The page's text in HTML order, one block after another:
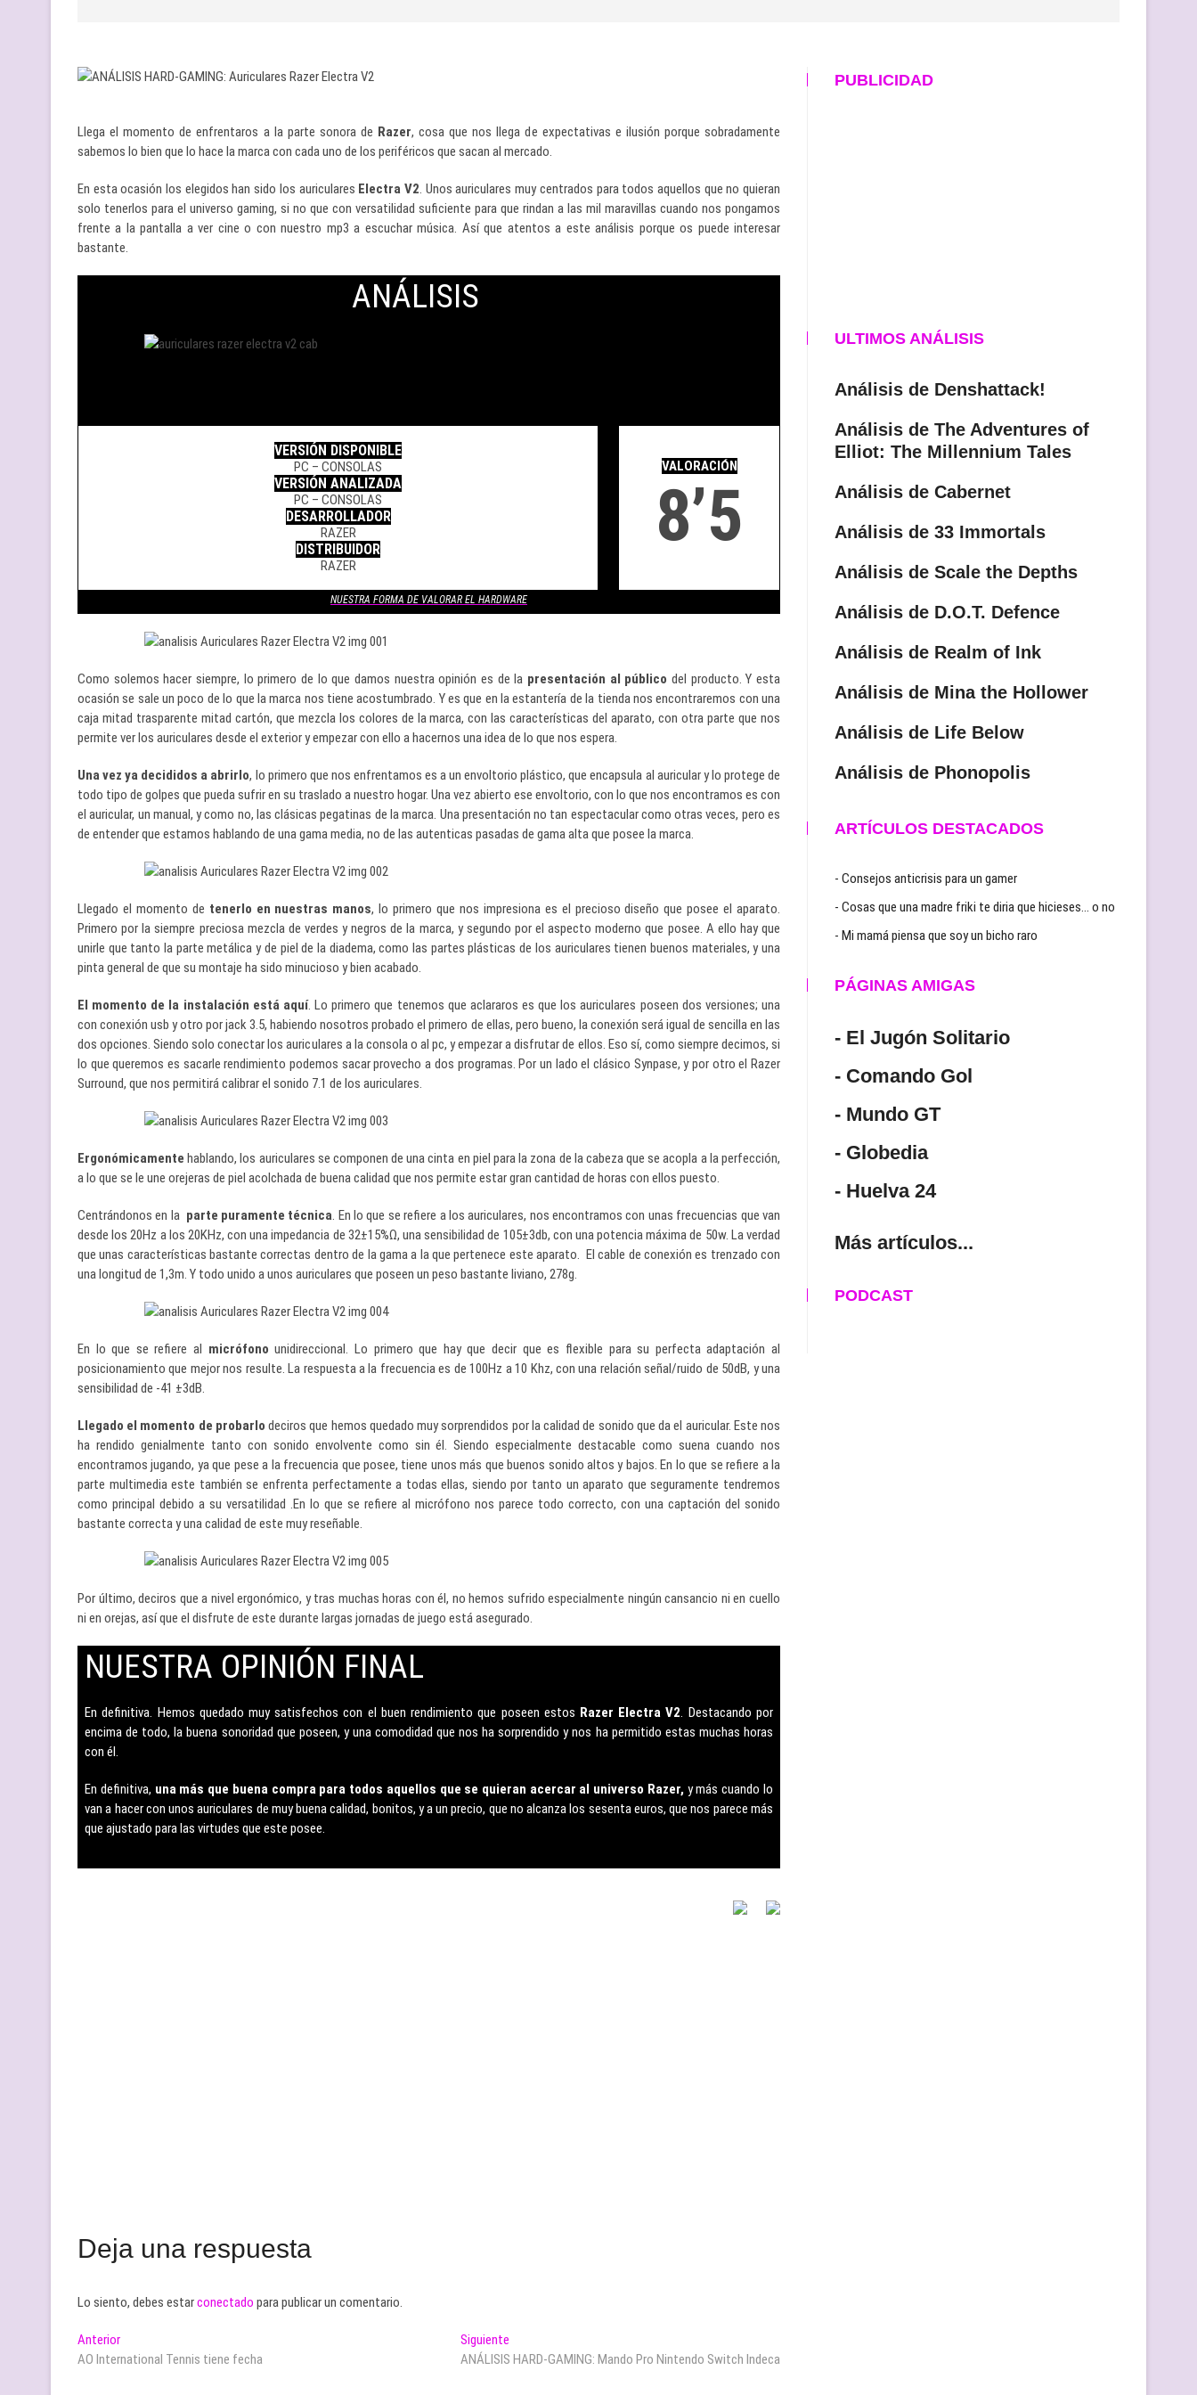
Llega el momento de enfrentaros a la parte sonora de Razer, cosa que nos llega de expectativas e ilusión porque sobradamente
sabemos lo bien que lo hace la marca con cada uno de los periféricos que sacan al mercado.
En esta ocasión los elegidos han sido los auriculares Electra V2. Unos auriculares muy centrados para todos aquellos que no quieran
solo tenerlos para el universo gaming, si no que con versatilidad suficiente para que rindan a las mil maravillas cuando nos pongamos
frente a la pantalla a ver cine o con nuestro mp3 a escuchar música. Así que atentos a este análisis porque os puede interesar
bastante.
ANÁLISIS
VERSIÓN DISPONIBLE
PC – CONSOLAS
VERSIÓN ANALIZADA
PC – CONSOLAS
DESARROLLADOR
RAZER
DISTRIBUIDOR
RAZER
VALORACIÓN
8’5
NUESTRA FORMA DE VALORAR EL HARDWARE
Como solemos hacer siempre, lo primero de lo que damos nuestra opinión es de la presentación al público del producto. Y esta
ocasión se sale un poco de lo que la marca nos tiene acostumbrado. Y es que en la estantería de la tienda nos encontraremos con una
caja mitad trasparente mitad cartón, que mezcla los colores de la marca, con las características del aparato, con otra parte que nos
permite ver los auriculares desde el exterior y empezar con ello a hacernos una idea de lo que nos espera.
Una vez ya decididos a abrirlo, lo primero que nos enfrentamos es a un envoltorio plástico, que encapsula al auricular y lo protege de
todo tipo de golpes que pueda sufrir en su traslado a nuestro hogar. Una vez abierto ese envoltorio, con lo que nos encontramos es con
el auricular, un manual, y como no, las clásicas pegatinas de la marca. Una presentación no tan espectacular como otras veces, pero es
de entender que estamos hablando de una gama media, no de las autenticas pasadas de gama alta que posee la marca.
Llegado el momento de tenerlo en nuestras manos, lo primero que nos impresiona es el precioso diseño que posee el aparato.
Primero por la siempre preciosa mezcla de verdes y negros de la marca, y segundo por el aspecto moderno que posee. A ello hay que
unirle que tanto la parte metálica y de piel de la diadema, como las partes plásticas de los auriculares tienen buenos materiales, y una
pinta general de que su montaje ha sido minucioso y bien acabado.
El momento de la instalación está aquí. Lo primero que tenemos que aclararos es que los auriculares poseen dos versiones; una
con conexión usb y otro por jack 3.5, habiendo nosotros probado el primero de ellas, pero bueno, la conexión será igual de sencilla en las
dos opciones. Siendo solo conectar los auriculares a la consola o al pc, y empezar a disfrutar de ellos. Eso sí, como siempre decimos, si
lo que queremos es sacarle rendimiento podemos sacar provecho a dos programas. Por un lado el clásico Synpase, y por otro el Razer
Surround, que nos permitirá calibrar el sonido 7.1 de los auriculares.
Ergonómicamente hablando, los auriculares se componen de una cinta en piel para la zona de la cabeza que se acopla a la perfección,
a lo que se le une orejeras de piel acolchada de buena calidad que nos permite estar gran cantidad de horas con ellos puesto.
Centrándonos en la parte puramente técnica. En lo que se refiere a los auriculares, nos encontramos con unas frecuencias que van
desde los 20Hz a los 20KHz, con una impedancia de 32±15%Ω, una sensibilidad de 105±3db, con una potencia máxima de 50w. La verdad
que unas características bastante correctas dentro de la gama a la que pertenece este aparato. El cable de conexión es trenzado con
una longitud de 1,3m. Y todo unido a unos auriculares que poseen un peso bastante liviano, 278g.
En lo que se refiere al micrófonounidireccional. Lo primero que hay que decir que es flexible para su perfecta adaptación al
posicionamiento que mejor nos resulte. La respuesta a la frecuencia es de 100Hz a 10 Khz, con una relación señal/ruido de 50dB, y una
sensibilidad de -41 ±3dB.
Llegado el momento de probarlo deciros que hemos quedado muy sorprendidos por la calidad de sonido que da el auricular. Este nos
ha rendido genialmente tanto con sonido envolvente como sin él. Siendo especialmente destacable como suena cuando nos
encontramos jugando, ya que pese a la frecuencia que posee, tiene unos más que buenos sonido altos y bajos. En lo que se refiere a la
parte multimedia este también se enfrenta perfectamente a todas ellas, siendo por tanto un aparato que seguramente tendremos
como principal debido a su versatilidad .En lo que se refiere al micrófono nos parece todo correcto, con una captación del sonido
bastante correcta y una calidad de este muy reseñable.
Por último, deciros que a nivel ergonómico, y tras muchas horas con él, no hemos sufrido especialmente ningún cansancio ni en cuello
ni en orejas, así que el disfrute de este durante largas jornadas de juego está asegurado.
NUESTRA OPINIÓN FINAL
En definitiva. Hemos quedado muy satisfechos con el buen rendimiento que poseen estos Razer Electra V2. Destacando por
encima de todo, la buena sonoridad que poseen, y una comodidad que nos ha sorprendido y nos ha permitido estas muchas horas
con él.
En definitiva, una más que buena compra para todos aquellos que se quieran acercar al universo Razer,y más cuando lo
van a hacer con unos auriculares de muy buena calidad, bonitos, y a un precio, que no alcanza los sesenta euros, que nos parece más
que ajustado para las virtudes que este posee.
Deja una respuesta
Lo siento, debes estarconectado para publicar un comentario.
Navegación
de
AnteriorEntrada
anterior:
AO International Tennis tiene fecha
Siguiente
siguiente:
ANÁLISIS HARD-GAMING: Mando Pro Nintendo Switch Indeca
PUBLICIDAD
ULTIMOS ANÁLISIS
Análisis de Denshattack!
Análisis de The Adventures of
Elliot: The Millennium Tales
Análisis de Cabernet
Análisis de 33 Immortals
Análisis de Scale the Depths
Análisis de D.O.T. Defence
Análisis de Realm of Ink
Análisis de Mina the Hollower
Análisis de Life Below
Análisis de Phonopolis
ARTÍCULOS DESTACADOS
- Consejos anticrisis para un gamer
- Cosas que una madre friki te diria que hicieses… o no
- Mi mamá piensa que soy un bicho raro
PÁGINAS AMIGAS
- El Jugón Solitario
- Comando Gol
- Mundo GT
- Globedia
- Huelva 24
Más artículos...
PODCAST